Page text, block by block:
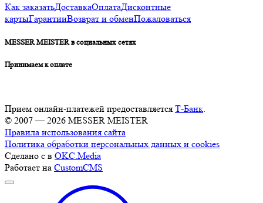
Как заказатьДоставкаОплатаДисконтные
картыГарантииВозврат и обменПожаловаться
MESSER MEISTER в социальных сетях
Принимаем к оплате
Прием онлайн-платежей предоставляется Т-Банк.
© 2007 — 2026 MESSER MEISTER
Правила использования сайта
Политика обработки персональных данных и cookies
Сделано с в OKC.Media
Работает на CustomCMS